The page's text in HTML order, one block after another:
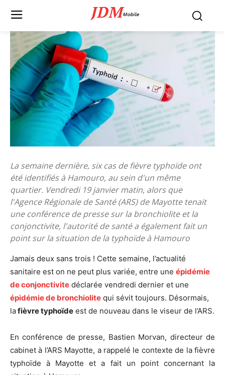
JDMMobile
La semaine dernière, six cas de fièvre typhoïde ont
été identifiés à Hamouro, au sein d'un même
quartier. Vendredi 19 janvier matin, alors que
l'Agence Régionale de Santé (ARS) de Mayotte tenait
une conférence de presse sur la bronchiolite et la
conjonctivite, l'autorité de santé a également fait un
point sur la situation de la typhoïde à Hamouro
Jamais deux sans trois ! Cette semaine, l’actualité
sanitaire est on ne peut plus variée, entre une épidémie
de conjonctivite déclarée vendredi dernier et une
épidémie de bronchiolite qui sévit toujours. Désormais,
lafièvre typhoïde est de nouveau dans le viseur de l’ARS.
En conférence de presse, Bastien Morvan, directeur de
cabinet à l’ARS Mayotte, a rappelé le contexte de la fièvre
typhoïde à Mayotte et a fait un point concernant la